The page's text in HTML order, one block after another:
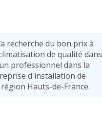
recherche du bon prix à
de qualité dans
professionnel dans la
d'installation de
Hauts-de-France.